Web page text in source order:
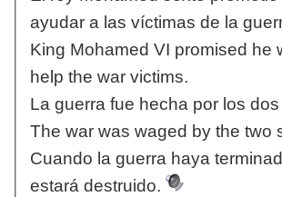
ayudar a las víctimas de la
King Mohamed VI promised he
help the war victims.
La guerra fue hecha por los
The war was waged by the two
Cuando la guerra haya
estará destruido.